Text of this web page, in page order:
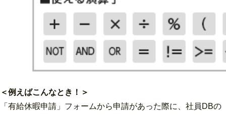
＜例えばこんなとき！＞
「有給休暇申請」フォームから申請があった際に、社員DB